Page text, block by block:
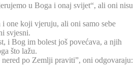
u Boga i onaj svijet“, ali oni nisu
one koji vjeruju, ali oni samo sebe
svjesni.
i Bog im bolest još povećava, a njih
što lažu.
po Zemlji praviti”, oni odgovaraju: